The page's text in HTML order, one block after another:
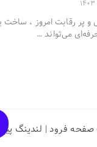
و پر رقابت امروز ،
می‌تواند …